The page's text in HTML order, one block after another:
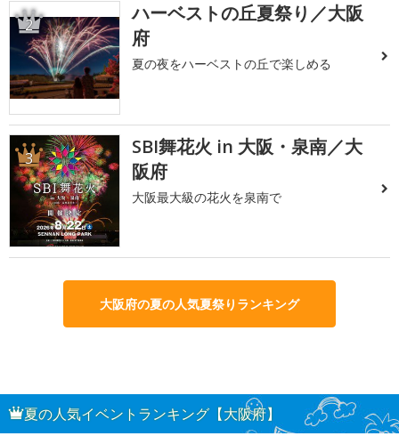
2
ハーベストの丘夏祭り／大阪
府
夏の夜をハーベストの丘で楽しめる
3
SBI舞花火 in 大阪・泉南／大
阪府
大阪最大級の花火を泉南で
大阪府の夏の人気夏祭りランキング
夏の人気イベントランキング【大阪府】